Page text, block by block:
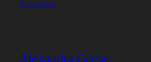
15. Juni 2026
Alexandra Geese